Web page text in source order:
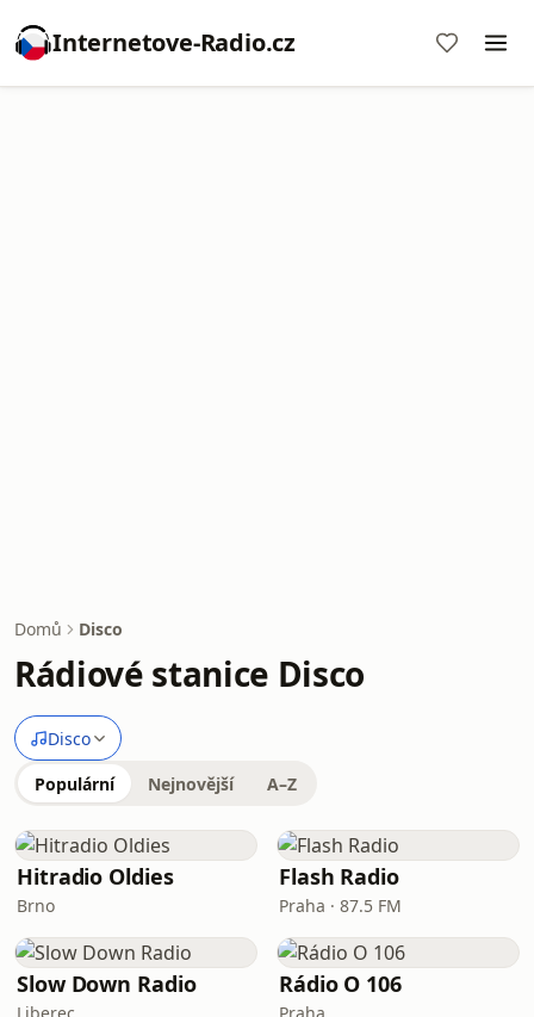
Internetove-Radio.cz
Domů Disco
Rádiové stanice Disco
Disco
Populární Nejnovější A–Z
Hitradio Oldies
Brno
Flash Radio
Praha · 87.5 FM
Slow Down Radio Rádio O 106